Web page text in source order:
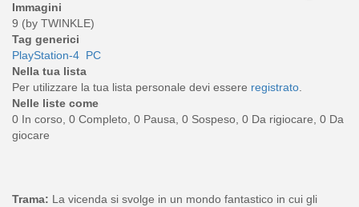
Immagini
9 (by TWINKLE)
Tag generici
PlayStation-4 PC
Nella tua lista
Per utilizzare la tua lista personale devi essere registrato.
Nelle liste come
0 In corso, 0 Completo, 0 Pausa, 0 Sospeso, 0 Da rigiocare, 0 Da
giocare
Trama: La vicenda si svolge in un mondo fantastico in cui gli